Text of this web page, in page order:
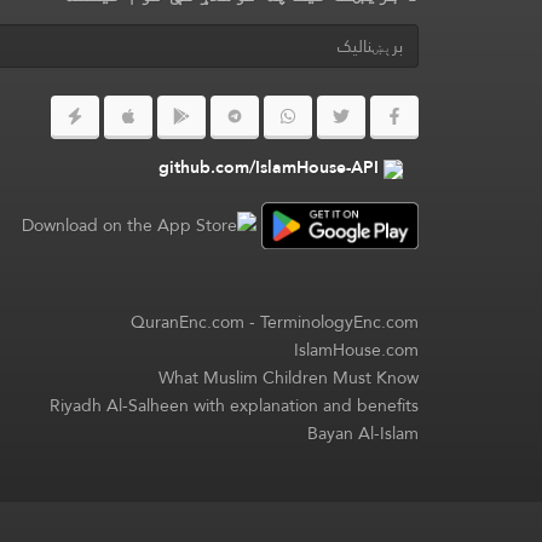
github.com/IslamHouse-API
QuranEnc.com-TerminologyEnc.com
IslamHouse.com
What Muslim Children Must Know
Riyadh Al-Salheen with explanation and benefits
Bayan Al-Islam